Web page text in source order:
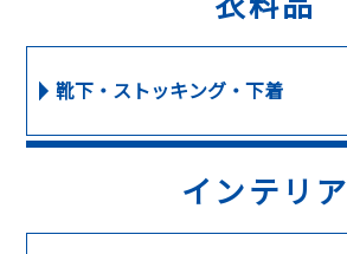
靴下・ストッキング・下着
インテリア